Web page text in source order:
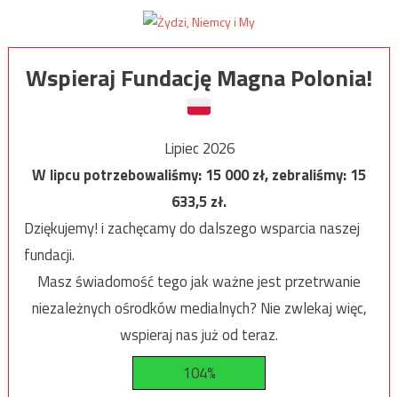
Wspieraj Fundację Magna Polonia!
Lipiec 2026
W lipcu potrzebowaliśmy:15 000zł, zebraliśmy:15
633,5zł.
Dziękujemy! i zachęcamy do dalszego wsparcia naszej
fundacji.
Masz świadomość tego jak ważne jest przetrwanie
niezależnych ośrodków medialnych? Nie zwlekaj więc,
wspieraj nas już od teraz.
104%